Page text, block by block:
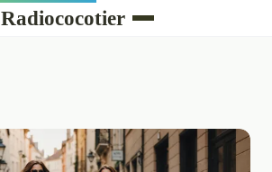
Radiococotier